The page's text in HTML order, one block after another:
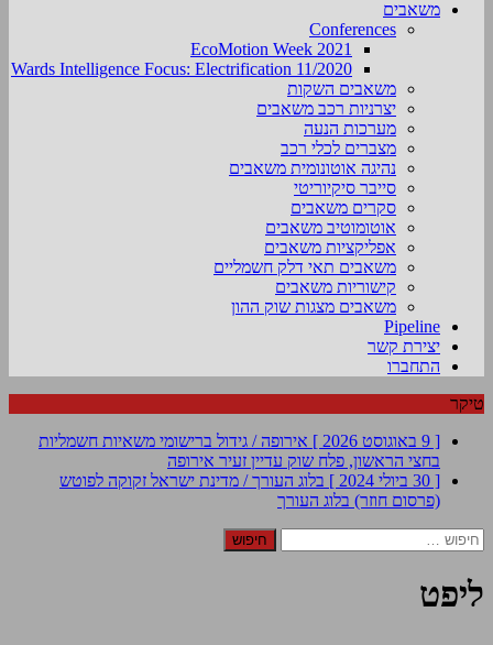
משאבים
Conferences
EcoMotion Week 2021
Wards Intelligence Focus: Electrification 11/2020
משאבים השקות
יצרניות רכב משאבים
מערכות הנעה
מצברים לכלי רכב
נהיגה אוטונומית משאבים
סייבר סיקיוריטי
סקרים משאבים
אוטומוטיב משאבים
אפליקציות משאבים
משאבים תאי דלק חשמליים
קישוריות משאבים
משאבים מצגות שוק ההון
Pipeline
יצירת קשר
התחברו
טיקר
[ 9 באוגוסט 2026 ]
אירופה / גידול ברישומי משאיות חשמליות
בחצי הראשון, פלח שוק עדיין זעיר אירופה
[ 30 ביולי 2024 ]
בלוג העורך / מדינת ישראל זקוקה לפוטש
(פרסום חוזר) בלוג העורך
חיפוש:
ליפט